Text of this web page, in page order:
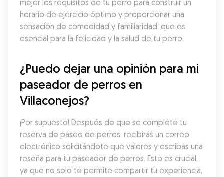
mejor los requisitos de tu perro para construir un
horario de ejercicio óptimo y proporcionar una
sensación de comodidad y familiaridad, que es
esencial para la felicidad y la salud de tu perro.
¿Puedo dejar una opinión para mi
paseador de perros en
Villaconejos?
¡Por supuesto! Después de que se complete tu
reserva de paseo de perros, recibirás un correo
electrónico solicitándote que valores y escribas una
reseña para tu paseador de perros. Esto es crucial,
ya que no solo te permite compartir tu experiencia,